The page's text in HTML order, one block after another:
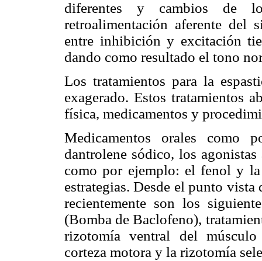
diferentes y cambios de
retroalimentación aferente del
entre inhibición y excitación
dando como resultado el tono
Los tratamientos para la
exagerado. Estos tratamientos
física, medicamentos y
Medicamentos orales como
dantrolene sódico, los
como por ejemplo: el fenol y
estrategias. Desde el punto
recientemente son los
(Bomba de Baclofeno),
rizotomía ventral del
corteza motora y la rizotomía